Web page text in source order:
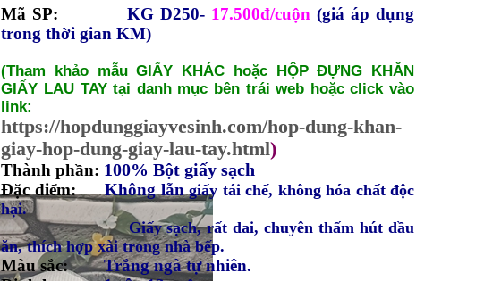
Mã SP:KG D250- 17.500đ/cuộn (giá áp dụng
trong thời gian KM)
(Tham khảo mẫu GIẤY KHÁC hoặc HỘP ĐỰNG KHĂN
GIẤY LAU TAY tại danh mục bên trái web hoặc click vào
link:
https://hopdunggiayvesinh.com/hop-dung-khan-
giay-hop-dung-giay-lau-tay.html)
Thành phần: 100% Bột giấy sạch
Đặc điểm:Không lẫngiấy tái chế, không hóa chất độc
hại.
Giấy sạch, rất dai, chuyên thấm hút dầu
ăn, thích hợp xài trong nhà bếp.
Màu sắc:Trắng ngà tự nhiên.